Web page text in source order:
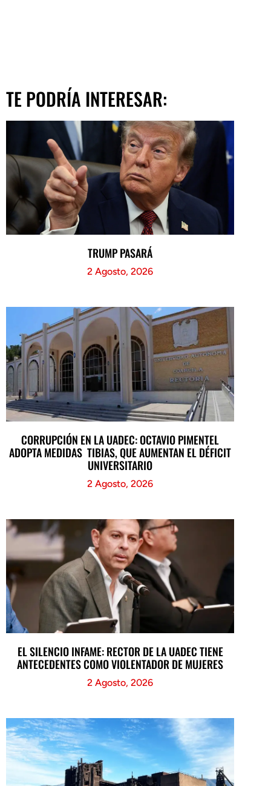
TE PODRÍA INTERESAR:
TRUMP PASARÁ
2 Agosto, 2026
CORRUPCIÓN EN LA UADEC: OCTAVIO PIMENTEL
ADOPTA MEDIDAS TIBIAS, QUE AUMENTAN EL DÉFICIT
UNIVERSITARIO
2 Agosto, 2026
EL SILENCIO INFAME: RECTOR DE LA UADEC TIENE
ANTECEDENTES COMO VIOLENTADOR DE MUJERES
2 Agosto, 2026